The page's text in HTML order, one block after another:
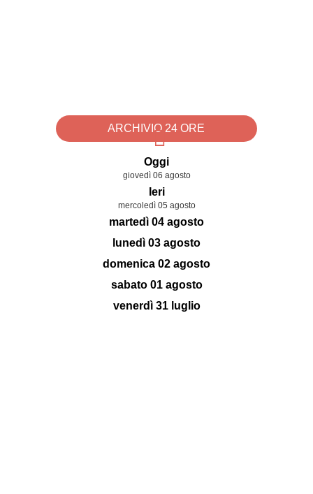
ARCHIVIO 24 ORE
Oggi
giovedì 06 agosto
Ieri
mercoledì 05 agosto
martedì 04 agosto
lunedì 03 agosto
domenica 02 agosto
sabato 01 agosto
venerdì 31 luglio